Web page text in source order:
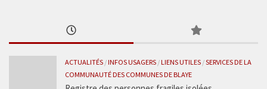
ACTUALITÉS /INFOS USAGERS /LIENS UTILES /SERVICES DE LA
COMMUNAUTÉ DES COMMUNES DE BLAYE